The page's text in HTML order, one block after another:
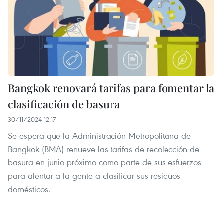
Bangkok renovará tarifas para fomentar la
clasificación de basura
30/11/2024 12:17
Se espera que la Administración Metropolitana de
Bangkok (BMA) renueve las tarifas de recolección de
basura en junio próximo como parte de sus esfuerzos
para alentar a la gente a clasificar sus residuos
domésticos.